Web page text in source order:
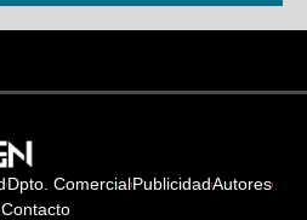
Dpto. ComercialPublicidadAutores
Contacto